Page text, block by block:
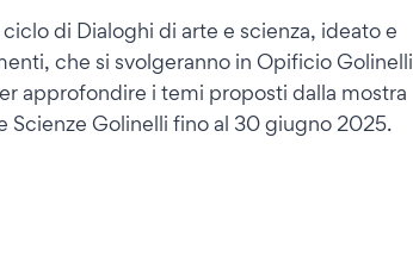
di Dialoghi di arte e scienza, ideato e
che si svolgeranno in Opificio Golinelli
approfondire i temi proposti dalla mostra
Scienze Golinelli fino al 30 giugno 2025.